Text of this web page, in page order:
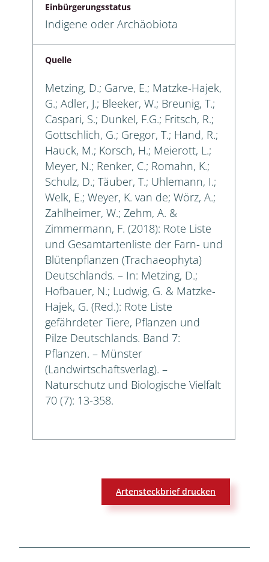
Einbürgerungsstatus
Indigene oder Archäobiota
Quelle
Metzing, D.; Garve, E.; Matzke-Hajek,
G.; Adler, J.; Bleeker, W.; Breunig, T.;
Caspari, S.; Dunkel, F.G.; Fritsch, R.;
Gottschlich, G.; Gregor, T.; Hand, R.;
Hauck, M.; Korsch, H.; Meierott, L.;
Meyer, N.; Renker, C.; Romahn, K.;
Schulz, D.; Täuber, T.; Uhlemann, I.;
Welk, E.; Weyer, K. van de; Wörz, A.;
Zahlheimer, W.; Zehm, A. &
Zimmermann, F. (2018): Rote Liste
und Gesamtartenliste der Farn- und
Blütenpflanzen (Trachaeophyta)
Deutschlands. – In: Metzing, D.;
Hofbauer, N.; Ludwig, G. & Matzke-
Hajek, G. (Red.): Rote Liste
gefährdeter Tiere, Pflanzen und
Pilze Deutschlands. Band 7:
Pflanzen. – Münster
(Landwirtschaftsverlag). –
Naturschutz und Biologische Vielfalt
70 (7): 13-358.
Artensteckbrief drucken